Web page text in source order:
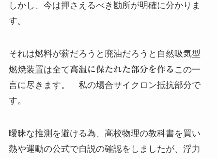
しかし、今は押さえるべき勘所が明確に分かりま
す。
それは燃料が薪だろうと廃油だろうと自然吸気型
燃焼装置は全て高温に保たれた部分を作る この一
言に尽きます。 私の場合サイクロン抵抗部分で
す。
曖昧な推測を避ける為、高校物理の教科書を買い
熱や運動の公式で自説の確認をしましたが、浮力